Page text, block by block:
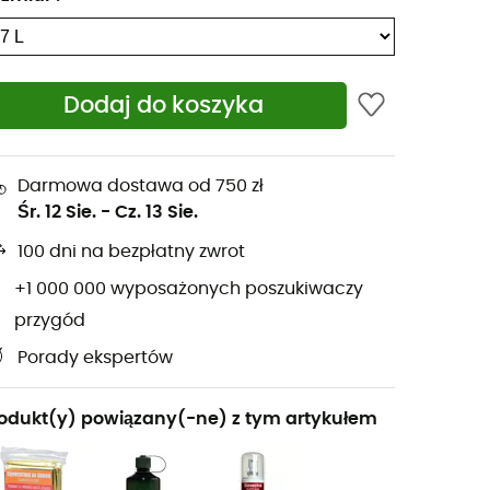
Dodaj do koszyka
Darmowa dostawa od 750 zł
Śr. 12 Sie. - Cz. 13 Sie.
100 dni na bezpłatny zwrot
+1 000 000 wyposażonych poszukiwaczy
przygód
Porady ekspertów
powiązany(-ne) z tym artykułem